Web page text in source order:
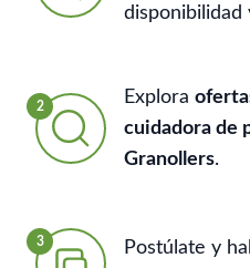
disponibilidad
2 Explora
cuidadora de
Granollers.
3
Postúlate y